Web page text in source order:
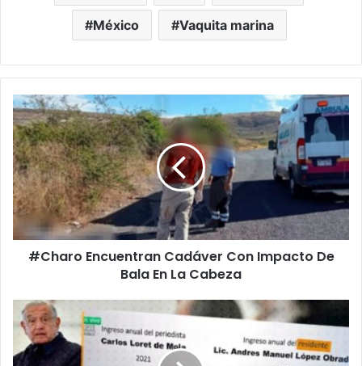
México Vaquita marina
#Charo
Encuentran
Cadáver
Con
Impacto
De
Bala
En
La
Cabeza
#Charo Encuentran Cadáver Con Impacto De
Bala En La Cabeza
Con
Faltas
Ortografía